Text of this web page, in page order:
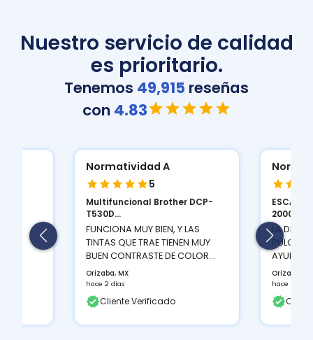
Nuestro servicio de calidad
es prioritario.
Tenemos 49,915 reseñas
con 4.83
Normatividad A
5
Multifuncional Brother DCP-
T530D...
FUNCIONA MUY BIEN, Y LAS
TINTAS QUE TRAE TIENEN MUY
BUEN CONTRASTE DE COLOR...
Orizaba, MX
hace 2 días
Cliente Verificado
2000 S...
LA
AYUDA A
Orizaba,
hace 2 días